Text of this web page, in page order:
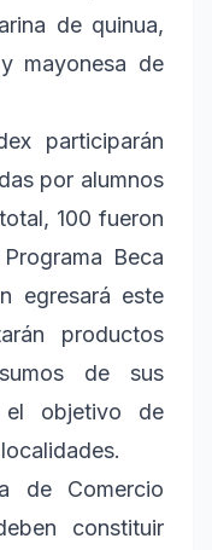
de quinua,
mayonesa de
participarán
por alumnos
100 fueron
Beca
egresará este
productos
de sus
el objetivo de
de Comercio
constituir